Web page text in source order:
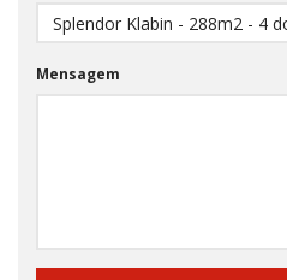
Mensagem